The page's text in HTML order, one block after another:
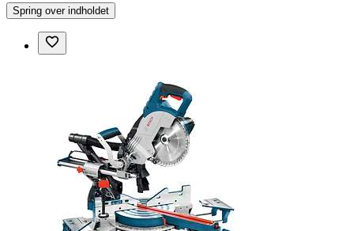
Spring over indholdet